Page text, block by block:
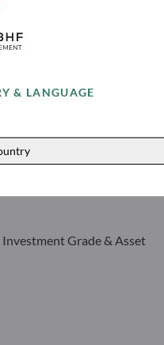
& LANGUAGE
Grade & Asset